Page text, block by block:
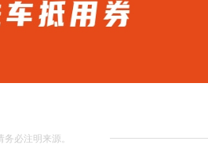
必注明来源。